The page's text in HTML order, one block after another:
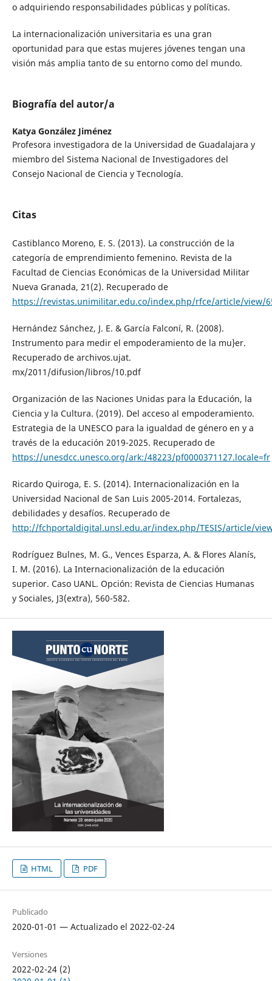
o adquiriendo responsabilidades públicas y políticas.
La internacionalización universitaria es una gran
oportunidad para que estas mujeres jóvenes tengan una
visión más amplia tanto de su entorno como del mundo.
Biografía del autor/a
Katya González Jiménez
Profesora investigadora de la Universidad de Guadalajara y
miembro del Sistema Nacional de Investigadores del
Consejo Nacional de Ciencia y Tecnología.
Citas
Castiblanco Moreno, E. S. (2013). La construcción de la
categoría de emprendimiento femenino. Revista de la
Facultad de Ciencias Económicas de la Universidad Militar
Nueva Granada, 21(2). Recuperado de
https://revistas.unimilitar.edu.co/index.php/rfce/article/view/
Hernández Sánchez, J. E. & García Falconí, R. (2008).
Instrumento para medir el empoderamiento de la mu}er.
Recuperado de archivos.ujat.
mx/2011/difusion/libros/10.pdf
Organización de las Naciones Unidas para la Educación, la
Ciencia y la Cultura. (2019). Del acceso al empoderamiento.
Estrategia de la UNESCO para la igualdad de género en y a
través de la educación 2019-2025. Recuperado de
https://unesdcc.unesco.org/ark:/48223/pf0000371127.locale=fr
Ricardo Quiroga, E. S. (2014). Internacionalización en la
Universidad Nacional de San Luis 2005-2014. Fortalezas,
debilidades y desafíos. Recuperado de
http://fchportaldigital.unsl.edu.ar/index.php/TESIS/article/
Rodríguez Bulnes, M. G., Vences Esparza, A. & Flores Alanís,
I. M. (2016). La Internacionalización de la educación
superior. Caso UANL. Opción: Revista de Ciencias Humanas
y Sociales, J3(extra), 560-582.
HTML PDF
Publicado
2020-01-01 — Actualizado el 2022-02-24
Versiones
2022-02-24 (2)